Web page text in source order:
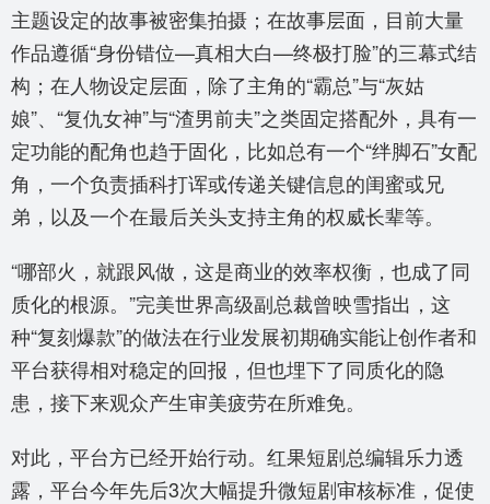
主题设定的故事被密集拍摄；在故事层面，目前大量
作品遵循“身份错位—真相大白—终极打脸”的三幕式结
构；在人物设定层面，除了主角的“霸总”与“灰姑
娘”、“复仇女神”与“渣男前夫”之类固定搭配外，具有一
定功能的配角也趋于固化，比如总有一个“绊脚石”女配
角，一个负责插科打诨或传递关键信息的闺蜜或兄
弟，以及一个在最后关头支持主角的权威长辈等。
“哪部火，就跟风做，这是商业的效率权衡，也成了同
质化的根源。”完美世界高级副总裁曾映雪指出，这
种“复刻爆款”的做法在行业发展初期确实能让创作者和
平台获得相对稳定的回报，但也埋下了同质化的隐
患，接下来观众产生审美疲劳在所难免。
对此，平台方已经开始行动。红果短剧总编辑乐力透
露，平台今年先后3次大幅提升微短剧审核标准，促使